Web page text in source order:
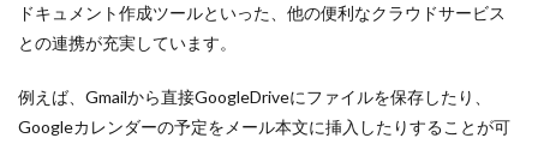
ドキュメント作成ツールといった、他の便利なクラウドサービス
との連携が充実しています。
例えば、Gmailから直接GoogleDriveにファイルを保存したり、
Googleカレンダーの予定をメール本文に挿入したりすることが可